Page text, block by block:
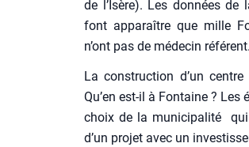
de l’Isère). Les don­nées
font appa­raître que mille
n’ont pas de méde­cin réfé­rent.
La construc­tion d’un
Qu’en est-il à Fon­taine ?
choix de la muni­ci­pa­li­té qui
d’un pro­jet avec un